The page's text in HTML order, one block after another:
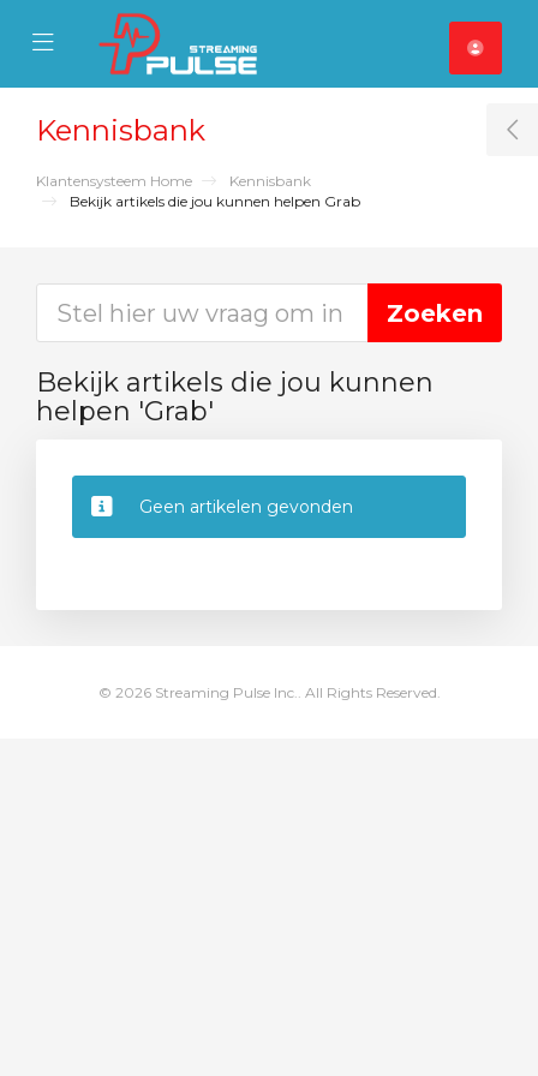
Mobile Menu
Mobile Menu
Kennisbank
Klantensysteem Home
Kennisbank
Bekijk artikels die jou kunnen helpen Grab
Bekijk artikels die jou kunnen
helpen 'Grab'
Geen artikelen gevonden
© 2026 Streaming Pulse Inc.. All Rights Reserved.